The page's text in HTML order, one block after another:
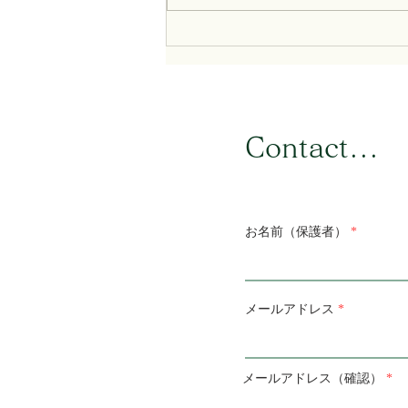
【大学受験日本史の疑問に答
​Contact...
お名前（保護者）
メールアドレス
メールアドレス（確認）